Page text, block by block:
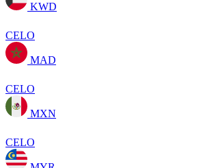
KWD
CELO
MAD
CELO
MXN
CELO